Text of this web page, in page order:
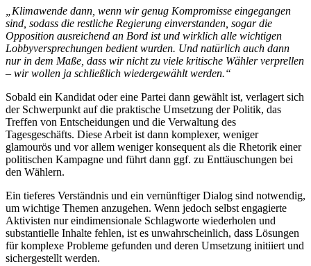
„Klimawende dann, wenn wir genug Kompromisse eingegangen
sind, sodass die restliche Regierung einverstanden, sogar die
Opposition ausreichend an Bord ist und wirklich alle wichtigen
Lobbyversprechungen bedient wurden. Und natürlich auch dann
nur in dem Maße, dass wir nicht zu viele kritische Wähler verprellen
– wir wollen ja schließlich wiedergewählt werden.“
Sobald ein Kandidat oder eine Partei dann gewählt ist, verlagert sich
der Schwerpunkt auf die praktische Umsetzung der Politik, das
Treffen von Entscheidungen und die Verwaltung des
Tagesgeschäfts. Diese Arbeit ist dann komplexer, weniger
glamourös und vor allem weniger konsequent als die Rhetorik einer
politischen Kampagne und führt dann ggf. zu Enttäuschungen bei
den Wählern.
Ein tieferes Verständnis und ein vernünftiger Dialog sind notwendig,
um wichtige Themen anzugehen. Wenn jedoch selbst engagierte
Aktivisten nur eindimensionale Schlagworte wiederholen und
substantielle Inhalte fehlen, ist es unwahrscheinlich, dass Lösungen
für komplexe Probleme gefunden und deren Umsetzung initiiert und
sichergestellt werden.